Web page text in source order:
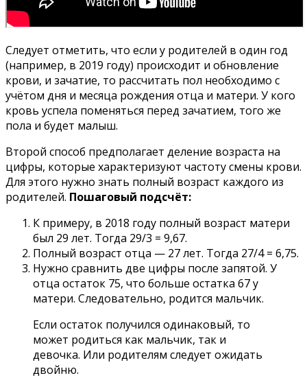
Следует отметить, что если у родителей в один год
(например, в 2019 году) происходит и обновление
крови, и зачатие, то рассчитать пол необходимо с
учётом дня и месяца рождения отца и матери. У кого
кровь успела поменяться перед зачатием, того же
пола и будет малыш.
Второй способ предполагает деление возраста на
цифры, которые характеризуют частоту смены крови.
Для этого нужно знать полный возраст каждого из
родителей. Пошаговый подсчёт:
К примеру, в 2018 году полный возраст матери
был 29 лет. Тогда 29/3 = 9,67.
Полный возраст отца — 27 лет. Тогда 27/4 = 6,75.
Нужно сравнить две цифры после запятой. У
отца остаток 75, что больше остатка 67 у
матери. Следовательно, родится мальчик.
Если остаток получился одинаковый, то
может родиться как мальчик, так и
девочка. Или родителям следует ожидать
двойню.